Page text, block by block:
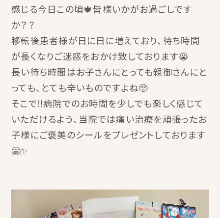
感じる今日この頃🍁皆様いかがお過ごしです
か？？
移転後患者様が日に日に増えており、待ち時間
が長くなりご迷惑をおかけ致しております😭
長い待ち時間はお子さんにとっても親御さんにと
っても、とても辛いものですよね🥺
そこで‼️病院でのお時間を少しでも楽しく感じて
いただけるよう、当院では痛い治療を頑張ったお
子様にご褒美のシールをプレゼントしております
🤗✨